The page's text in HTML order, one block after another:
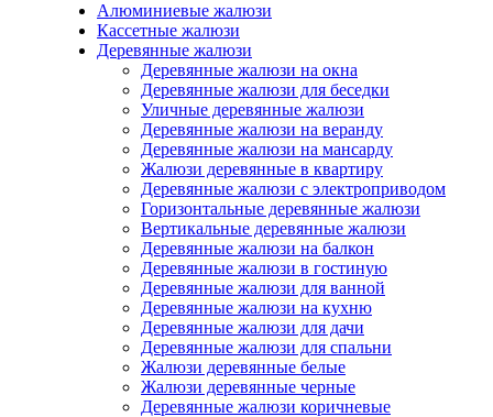
Алюминиевые жалюзи
Кассетные жалюзи
Деревянные жалюзи
Деревянные жалюзи на окна
Деревянные жалюзи для беседки
Уличные деревянные жалюзи
Деревянные жалюзи на веранду
Деревянные жалюзи на мансарду
Жалюзи деревянные в квартиру
Деревянные жалюзи с электроприводом
Горизонтальные деревянные жалюзи
Вертикальные деревянные жалюзи
Деревянные жалюзи на балкон
Деревянные жалюзи в гостиную
Деревянные жалюзи для ванной
Деревянные жалюзи на кухню
Деревянные жалюзи для дачи
Деревянные жалюзи для спальни
Жалюзи деревянные белые
Жалюзи деревянные черные
Деревянные жалюзи коричневые